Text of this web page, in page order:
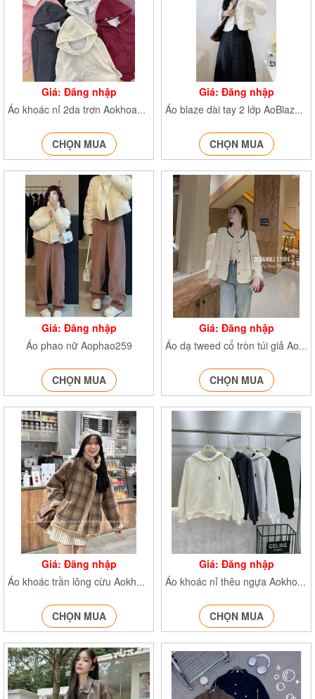
Giá: Đăng nhập
Áo khoác nỉ 2da trơn Aokhoacni40838
CHỌN MUA
Giá: Đăng nhập
Áo blaze dài tay 2 lớp AoBlazedonvai951
CHỌN MUA
Giá: Đăng nhập
Áo phao nữ Aophao259
CHỌN MUA
Giá: Đăng nhập
Áo dạ tweed cổ tròn túi giả Aodatweed245
CHỌN MUA
Giá: Đăng nhập
Áo khoác trần lông cừu Aokhoac2877
CHỌN MUA
Giá: Đăng nhập
Áo khoác nỉ thêu ngựa Aokhoac1089
CHỌN MUA